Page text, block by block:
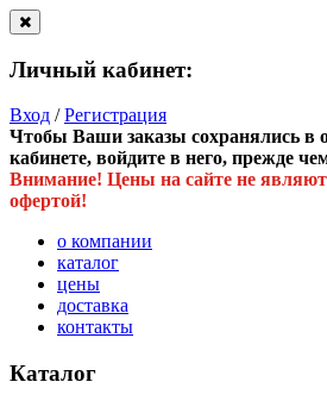
Личный кабинет:
Вход /Регистрация
Чтобы Ваши заказы сохранялись в
кабинете, войдите в него, прежде
Внимание! Цены на сайте не
офертой!
о компании
каталог
цены
доставка
контакты
Каталог